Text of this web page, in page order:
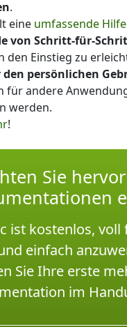
.
eine umfassende
von Schritt-für-
den Einstieg zu
persönlichen
für andere
werden.
!
Sie
ist kostenlos,
einfach
Sie Ihre erste
im